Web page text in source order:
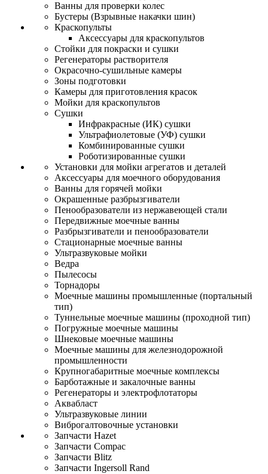
Ванны для проверки колес
Бустеры (Взрывные накачки шин)
Краскопульты
Аксессуары для краскопультов
Стойки для покраски и сушки
Регенераторы растворителя
Окрасочно-сушильные камеры
Зоны подготовки
Камеры для приготовления красок
Мойки для краскопультов
Сушки
Инфракрасные (ИК) сушки
Ультрафиолетовые (УФ) сушки
Комбинированные сушки
Роботизированные сушки
Установки для мойки агрегатов и деталей
Аксессуары для моечного оборудования
Ванны для горячей мойки
Окрашенные разбрызгиватели
Пенообразователи из нержавеющей стали
Передвижные моечные ванны
Разбрызгиватели и пенообразователи
Стационарные моечные ванны
Ультразвуковые мойки
Ведра
Пылесосы
Торнадоры
Моечные машины промышленные (портальный
тип)
Туннельные моечные машины (проходной тип)
Погружные моечные машины
Шнековые моечные машины
Моечные машины для железнодорожной
промышленности
Крупногабаритные моечные комплексы
Барботажные и закалочные ванны
Регенераторы и электрофлотаторы
Аквабласт
Ультразвуковые линии
Виброгалтовочные установки
Запчасти Hazet
Запчасти Compac
Запчасти Blitz
Запчасти Ingersoll Rand